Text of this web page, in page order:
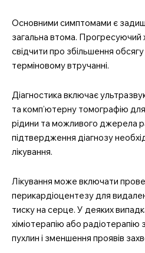
Основними симптомами є
загальна втома.
свідчити про збільшення
терміновому втручанні.
Діагностика включає
та комп’ютерну томографію
рідини та можливого джерела
підтвердження діагнозу
лікування.
Лікування може включати
перикардіоцентезу для
тиску на серце. У деяких
хіміотерапію або
пухлин і зменшення проявів